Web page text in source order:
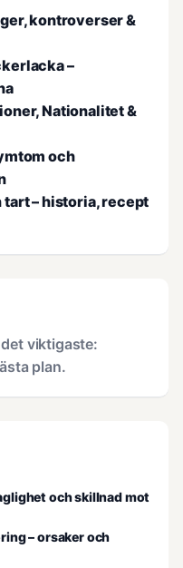
kontroverser &
–
Nationalitet &
och
tart – historia, recept
viktigaste:
plan.
och skillnad mot
– orsaker och